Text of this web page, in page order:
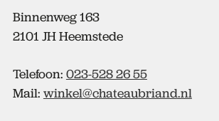
Binnenweg 163
2101 JH Heemstede
Telefoon: 023-528 26 55
Mail: winkel@chateaubriand.nl